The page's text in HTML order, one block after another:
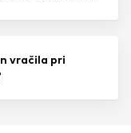
vračila pri